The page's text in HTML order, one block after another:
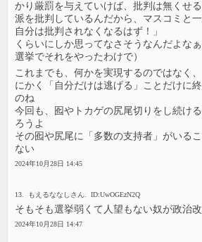
かり厳罰を与えていけば、批判は無くせ
派を批判しているんだから、マスコミと
自分は批判されなくなるはず！」
くらいにしか思ってなさそうなんだよ
選挙でそれをやったわけで）
これまでも、何かを実現するのではなく
にかく「自分だけは逃げる」ことだけに
のね
今回も、囮やトカゲの尻尾切りをし続け
ろうよ
その囮や尻尾に「多数の支持者」がいる
ない
2024年10月28日 14:45
13. もえるななしさん. ID:UwOGEzN2Q
そもそも選挙弱くて人望もない奴が政治
2024年10月28日 14:47